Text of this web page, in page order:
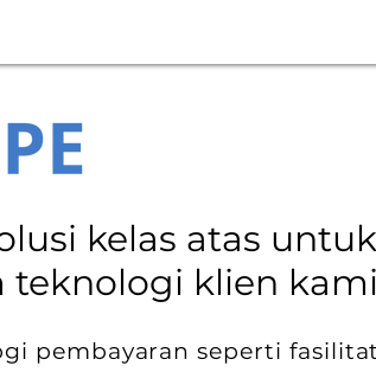
kelas atas untuk
klien
pembayaran seperti